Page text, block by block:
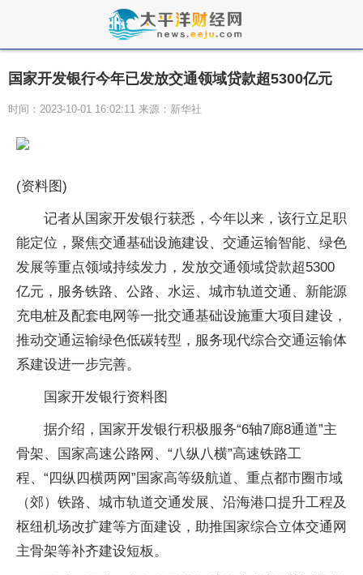
国家开发银行今年已发放交通领域贷款超5300亿元
时间：2023-10-01 16:02:11 来源：新华社
(资料图)
记者从国家开发银行获悉，今年以来，该行立足职
能定位，聚焦交通基础设施建设、交通运输智能、绿色
发展等重点领域持续发力，发放交通领域贷款超5300
亿元，服务铁路、公路、水运、城市轨道交通、新能源
充电桩及配套电网等一批交通基础设施重大项目建设，
推动交通运输绿色低碳转型，服务现代综合交通运输体
系建设进一步完善。
国家开发银行资料图
据介绍，国家开发银行积极服务“6轴7廊8通道”主
骨架、国家高速公路网、“八纵八横”高速铁路工
程、“四纵四横两网”国家高等级航道、重点都市圈市域
（郊）铁路、城市轨道交通发展、沿海港口提升工程及
枢纽机场改扩建等方面建设，助推国家综合立体交通网
主骨架等补齐建设短板。